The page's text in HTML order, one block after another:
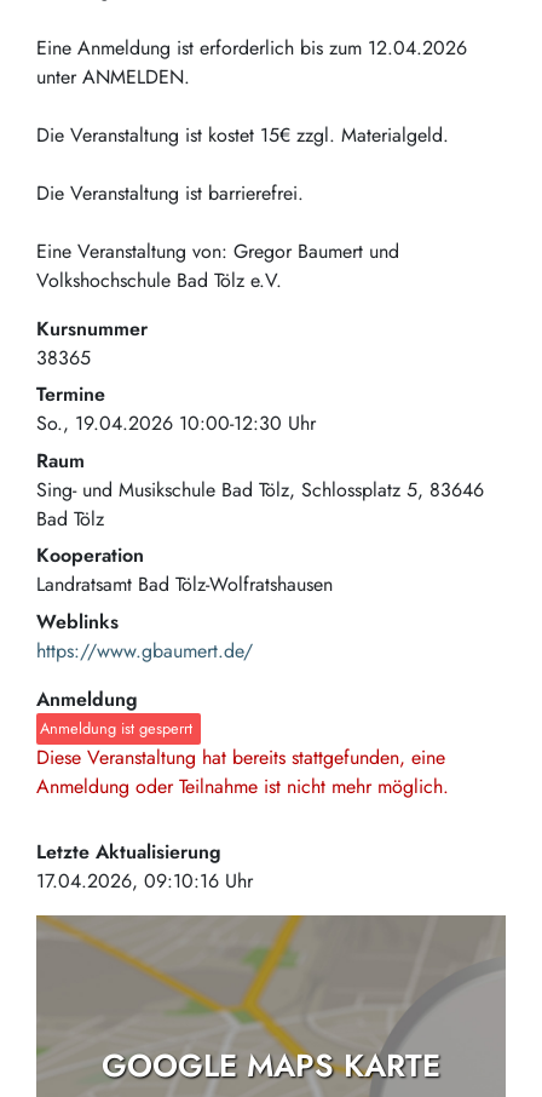
Eine Anmeldung ist erforderlich bis zum 12.04.2026
unter ANMELDEN.
Die Veranstaltung ist kostet 15€ zzgl. Materialgeld.
Die Veranstaltung ist barrierefrei.
Eine Veranstaltung von: Gregor Baumert und
Volkshochschule Bad Tölz e.V.
Kursnummer
38365
Termine
So., 19.04.2026 10:00-12:30 Uhr
Raum
Sing- und Musikschule Bad Tölz Schlossplatz 5 83646
Bad Tölz
Kooperation
Landratsamt Bad Tölz-Wolfratshausen
Weblinks
https://www.gbaumert.de/
Anmeldung
Anmeldung ist gesperrt
Diese Veranstaltung hat bereits stattgefunden, eine
Anmeldung oder Teilnahme ist nicht mehr möglich.
Letzte Aktualisierung
17.04.2026, 09:10:16 Uhr
GOOGLE MAPS KARTE